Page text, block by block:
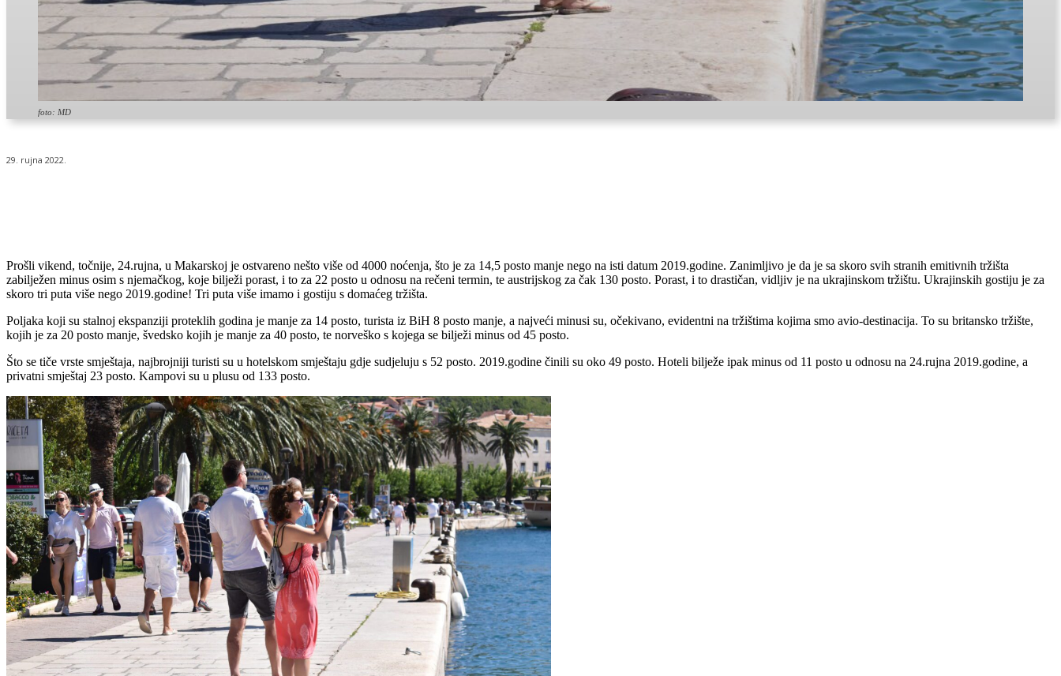
foto: MD
29. rujna 2022.
Prošli vikend, točnije, 24.rujna, u Makarskoj je ostvareno nešto više od 4000 noćenja, što je za 14,5 posto manje nego na isti datum 2019.godine. Zanimljivo je da je sa skoro svih stranih emitivnih tržišta
zabilježen minus osim s njemačkog, koje bilježi porast, i to za 22 posto u odnosu na rečeni termin, te austrijskog za čak 130 posto. Porast, i to drastičan, vidljiv je na ukrajinskom tržištu. Ukrajinskih gostiju je za
skoro tri puta više nego 2019.godine! Tri puta više imamo i gostiju s domaćeg tržišta.
Poljaka koji su stalnoj ekspanziji proteklih godina je manje za 14 posto, turista iz BiH 8 posto manje, a najveći minusi su, očekivano, evidentni na tržištima kojima smo avio-destinacija. To su britansko tržište,
kojih je za 20 posto manje, švedsko kojih je manje za 40 posto, te norveško s kojega se bilježi minus od 45 posto.
Što se tiče vrste smještaja, najbrojniji turisti su u hotelskom smještaju gdje sudjeluju s 52 posto. 2019.godine činili su oko 49 posto. Hoteli bilježe ipak minus od 11 posto u odnosu na 24.rujna 2019.godine, a
privatni smještaj 23 posto. Kampovi su u plusu od 133 posto.